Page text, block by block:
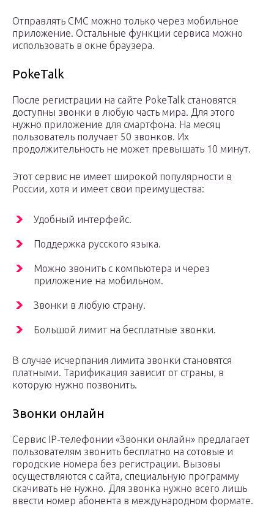
Отправлять СМС можно только через мобильное
приложение. Остальные функции сервиса можно
использовать в окне браузера.
PokeTalk
После регистрации на сайте PokeTalk становятся
доступны звонки в любую часть мира. Для этого
нужно приложение для смартфона. На месяц
пользователь получает 50 звонков. Их
продолжительность не может превышать 10 минут.
Этот сервис не имеет широкой популярности в
России, хотя и имеет свои преимущества:
Удобный интерфейс.
Поддержка русского языка.
Можно звонить с компьютера и через
приложение на мобильном.
Звонки в любую страну.
Большой лимит на бесплатные звонки.
В случае исчерпания лимита звонки становятся
платными. Тарификация зависит от страны, в
которую нужно позвонить.
Звонки онлайн
Сервис IP-телефонии «Звонки онлайн» предлагает
пользователям звонить бесплатно на сотовые и
городские номера без регистрации. Вызовы
осуществляются с сайта, специальную программу
скачивать не нужно. Для звонка нужно всего лишь
ввести номер абонента в международном формате.